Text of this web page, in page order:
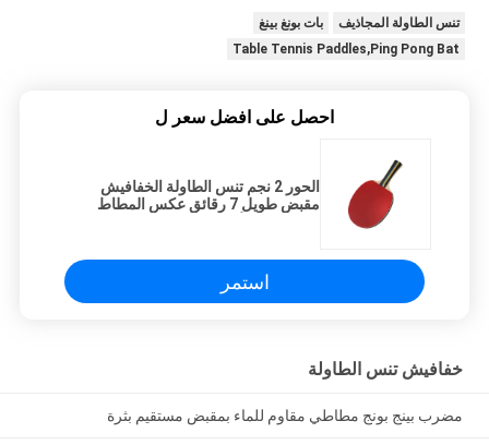
تنس الطاولة المجاذيف
بات بونغ بينغ
Table Tennis Paddles,Ping Pong Bat
احصل على افضل سعر ل
الحور 2 نجم تنس الطاولة الخفافيش
مقبض طويل 7 رقائق عكس المطاط
استمر
خفافيش تنس الطاولة
مضرب بينج بونج مطاطي مقاوم للماء بمقبض مستقيم بثرة